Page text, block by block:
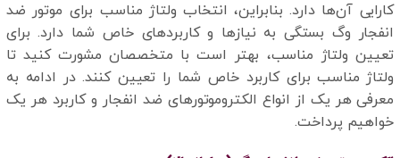
کارایی آن‌ها دارد. بنابراین، انتخاب ولتاژ مناسب برای موتور ضد
انفجار وگ بستگی به نیازها و کاربردهای خاص شما دارد. برای
تعیین ولتاژ مناسب، بهتر است با متخصصان مشورت کنید تا
ولتاژ مناسب برای کاربرد خاص شما را تعیین کنند. در ادامه به
معرفی هر یک از انواع الکتروموتورهای ضد انفجار و کاربرد هر یک
خواهیم پرداخت.